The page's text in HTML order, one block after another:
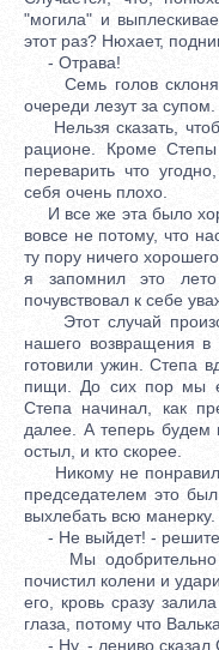
"могила" и
этот раз? Нюхает,
- Отрава!
Семь голов
очереди лезут за
Нельзя сказать,
рационе. Кроме
переварить что
себя очень плохо.
И все же эта было
вовсе не потому, что
ту пору ничего
я запомнил это
почувствовал к себе
Этот случай
нашего возвращения в
готовили ужин. Степа
пищи. До сих пор мы
Степа начинал, как
далее. А теперь будем
остыл, и кто скорее.
Никому не
председателем это
выхлебать всю манерку.
- Не выйдет! -
Мы одобрительно
почистил колени и
его, кровь сразу
глаза, потому что
- Ну, - лениво сказал